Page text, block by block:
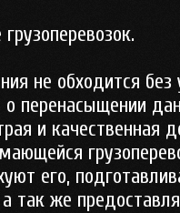
не обходится без
о перенасыщении
и качественная
его,
так же